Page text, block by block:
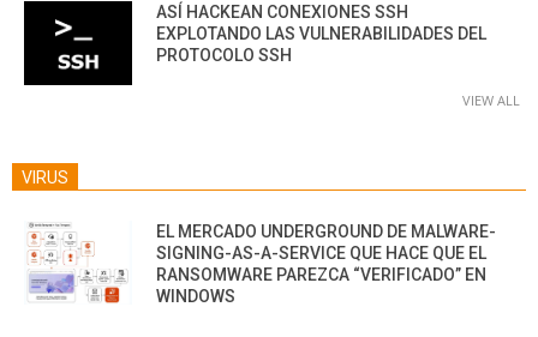
ASÍ HACKEAN CONEXIONES SSH
EXPLOTANDO LAS VULNERABILIDADES DEL
PROTOCOLO SSH
VIEW ALL
VIRUS
EL MERCADO UNDERGROUND DE MALWARE-
SIGNING-AS-A-SERVICE QUE HACE QUE EL
RANSOMWARE PAREZCA “VERIFICADO” EN
WINDOWS